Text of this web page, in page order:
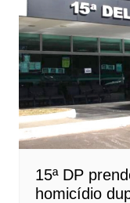
15ª DP
homicídio